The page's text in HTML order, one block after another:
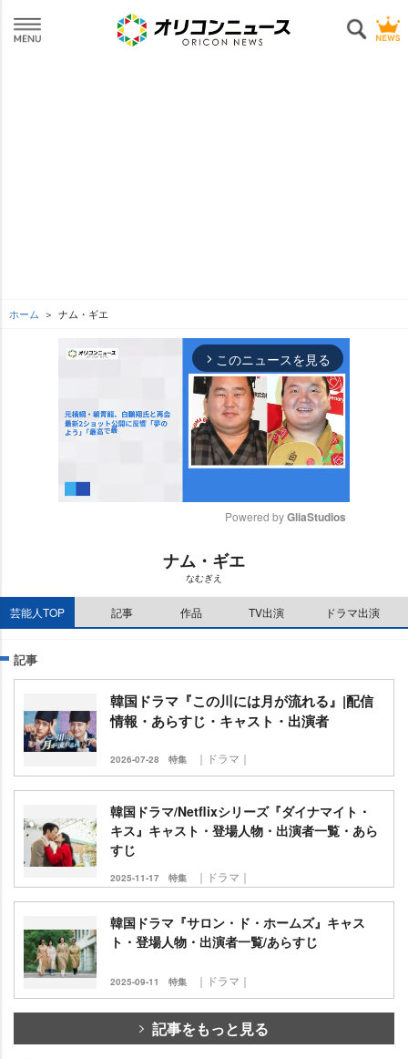
ホーム ナム・ギエ
arrow_forward_ios このニュースを見る
Powered by GliaStudios
ナム・ギエ
なむぎえ
芸能人TOP 記事 作品 TV出演 ドラマ出演
記事
韓国ドラマ『この川には月が流れる』|配信
情報・あらすじ・キャスト・出演者
2026-07-28 特集 ｜ドラマ｜
韓国ドラマ/Netflixシリーズ『ダイナマイト・
キス』キャスト・登場人物・出演者一覧・あら
すじ
2025-11-17 特集 ｜ドラマ｜
韓国ドラマ『サロン・ド・ホームズ』キャス
ト・登場人物・出演者一覧/あらすじ
2025-09-11 特集 ｜ドラマ｜
記事をもっと見る